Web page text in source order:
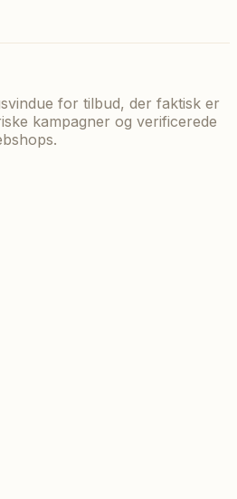
for tilbud, der faktisk er
kampagner og verificerede